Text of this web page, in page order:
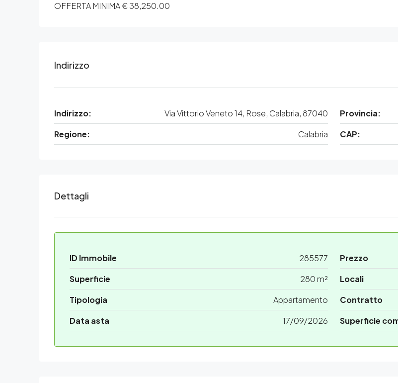
OFFERTA MINIMA € 38,250.00
Indirizzo
Indirizzo: Via Vittorio Veneto 14, Rose, Calabria, 87040 Provincia:
Regione:
Calabria CAP:
Dettagli
ID Immobile 285577 Prezzo
Superficie
280 m² Locali
Tipologia
Appartamento Contratto
Data asta
17/09/2026 Superficie